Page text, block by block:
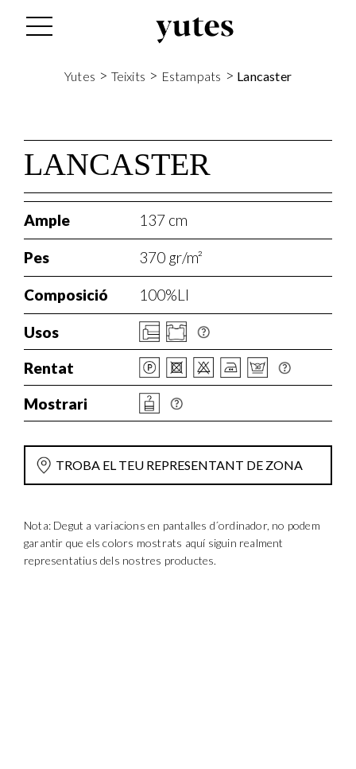
Yutes > Teixits > Estampats > Lancaster
LANCASTER
Ample 137 cm
Pes 370 gr/m²
Composició 100%LI
Usos
Rentat
Mostrari
TROBA EL TEU REPRESENTANT DE ZONA
Nota: Degut a variacions en pantalles d´ordinador, no podem
garantir que els colors mostrats aquí siguin realment
representatius dels nostres productes.